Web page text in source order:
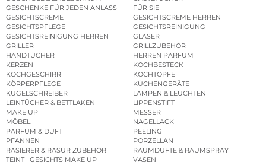
GESCHENKE FÜR JEDEN ANLASS
FÜR SIE
GESICHTSCREME
GESICHTSCREME HERREN
GESICHTSPFLEGE
GESICHTSREINIGUNG
GESICHTSREINIGUNG HERREN
GLÄSER
GRILLER
GRILLZUBEHÖR
HANDTÜCHER
HERREN PARFUM
KERZEN
KOCHBESTECK
KOCHGESCHIRR
KOCHTÖPFE
KÖRPERPFLEGE
KÜCHENGERÄTE
KUGELSCHREIBER
LAMPEN & LEUCHTEN
LEINTÜCHER & BETTLAKEN
LIPPENSTIFT
MAKE UP
MESSER
MÖBEL
NAGELLACK
PARFUM & DUFT
PEELING
PFANNEN
PORZELLAN
RASIERER & RASUR ZUBEHÖR
RAUMDÜFTE & RAUMSPRAY
TEINT | GESICHTS MAKE UP
VASEN